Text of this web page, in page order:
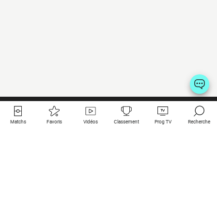
Matchs Favoris Vidéos Classement Prog TV Recherche